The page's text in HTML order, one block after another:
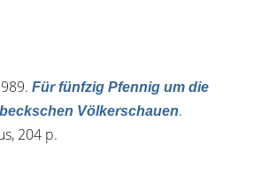
Für fünfzig Pfennig um die
Völkerschauen.
204 p.